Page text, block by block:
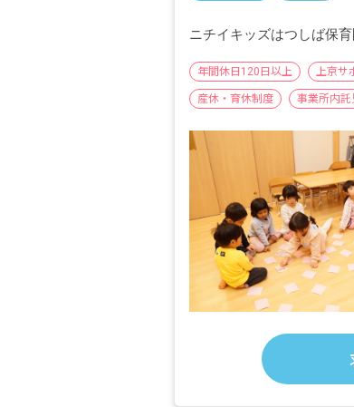
ニチイキッズはつしば保
年間休日120日以上 上京サ
産休・育休制度 事業所内託